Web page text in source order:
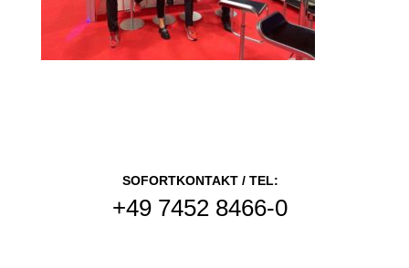
SOFORTKONTAKT / TEL:
+49 7452 8466-0